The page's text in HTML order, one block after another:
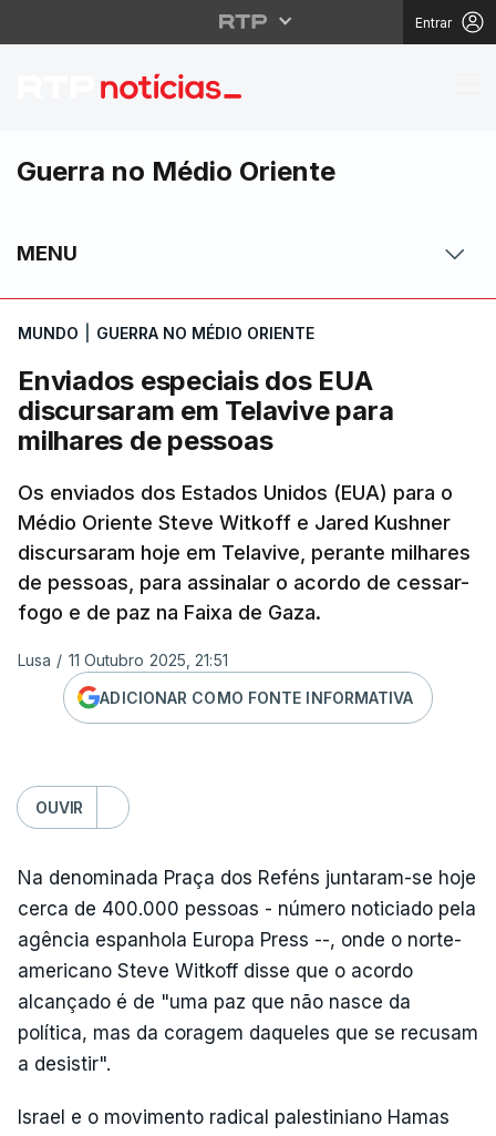
Entrar
Enviados especiais
Guerra no Médio Oriente
MENU
MUNDO GUERRA NO MÉDIO ORIENTE
Enviados especiais dos EUA
discursaram em Telavive para
milhares de pessoas
Os enviados dos Estados Unidos (EUA) para o
Médio Oriente Steve Witkoff e Jared Kushner
discursaram hoje em Telavive, perante milhares
de pessoas, para assinalar o acordo de cessar-
fogo e de paz na Faixa de Gaza.
Lusa / 11 Outubro 2025, 21:51
ADICIONAR COMO FONTE INFORMATIVA
OUVIR
Na denominada Praça dos Reféns juntaram-se hoje
cerca de 400.000 pessoas - número noticiado pela
agência espanhola Europa Press --, onde o norte-
americano Steve Witkoff disse que o acordo
alcançado é de "uma paz que não nasce da
política, mas da coragem daqueles que se recusam
a desistir".
Israel e o movimento radical palestiniano Hamas